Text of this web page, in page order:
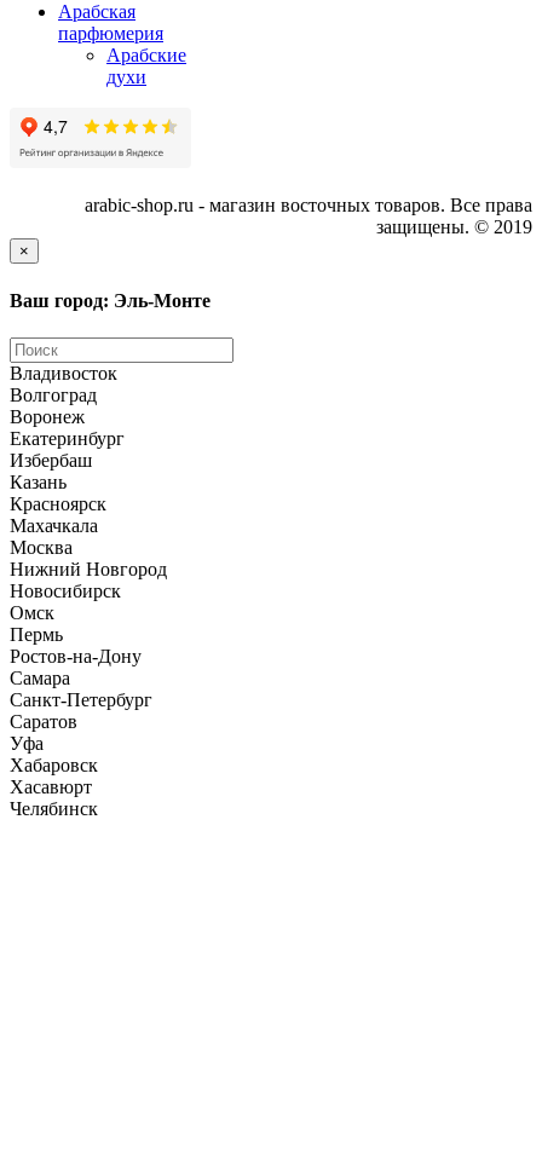
Арабская
парфюмерия
Арабские
духи
arabic-shop.ru - магазин восточных товаров. Все права
защищены. © 2019
×
Ваш город: Эль-Монте
Владивосток
Волгоград
Воронеж
Екатеринбург
Избербаш
Казань
Красноярск
Махачкала
Москва
Нижний Новгород
Новосибирск
Омск
Пермь
Ростов-на-Дону
Самара
Санкт-Петербург
Саратов
Уфа
Хабаровск
Хасавюрт
Челябинск